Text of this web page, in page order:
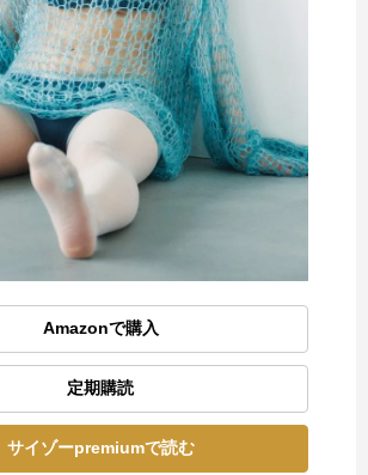
Amazonで購入
定期購読
サイゾーpremiumで読む